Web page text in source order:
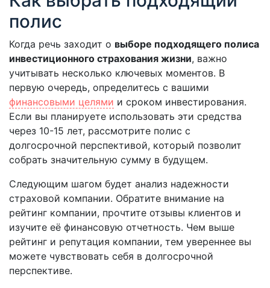
полис
Когда речь заходит о выборе подходящего полиса
инвестиционного страхования жизни, важно
учитывать несколько ключевых моментов. В
первую очередь, определитесь с вашими
финансовыми целями и сроком инвестирования.
Если вы планируете использовать эти средства
через 10-15 лет, рассмотрите полис с
долгосрочной перспективой, который позволит
собрать значительную сумму в будущем.
Следующим шагом будет анализ надежности
страховой компании. Обратите внимание на
рейтинг компании, прочтите отзывы клиентов и
изучите её финансовую отчетность. Чем выше
рейтинг и репутация компании, тем увереннее вы
можете чувствовать себя в долгосрочной
перспективе.